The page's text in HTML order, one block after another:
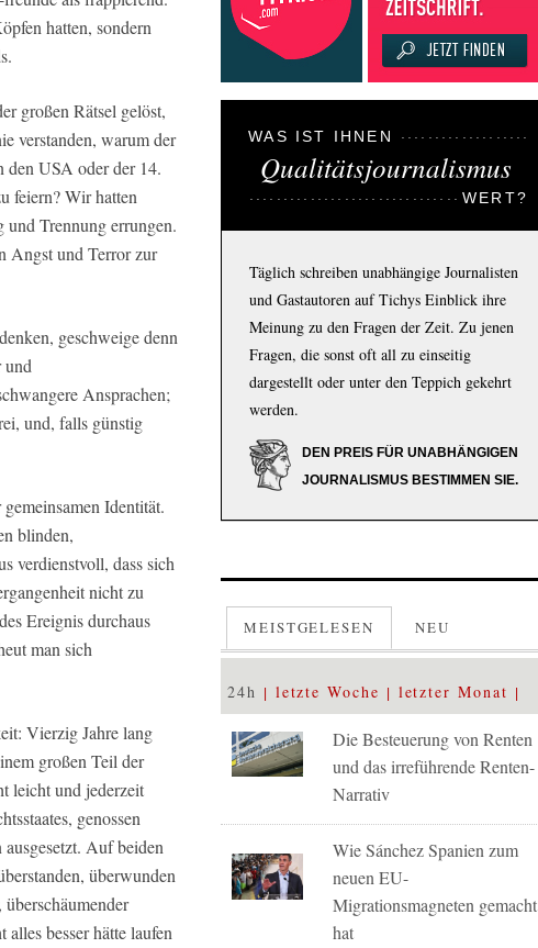
hatten, sondern
großen Rätsel gelöst,
verstanden, warum der
den USA oder der 14.
feiern? Wir hatten
Trennung errungen.
Angst und Terror zur
geschweige denn
und
Ansprachen;
und, falls günstig
Identität.
blinden,
verdienstvoll, dass sich
nicht zu
Ereignis durchaus
man sich
Vierzig Jahre lang
großen Teil der
leicht und jederzeit
genossen
Auf beiden
überwunden
besser hätte laufen
WAS IST IHNEN
Qualitätsjournalismus
WERT?
Täglich schreiben unabhängige Journalisten
und Gastautoren auf Tichys Einblick ihre
Meinung zu den Fragen der Zeit. Zu jenen
Fragen, die sonst oft all zu einseitig
dargestellt oder unter den Teppich gekehrt
werden.
DEN PREIS FÜR UNABHÄNGIGEN
JOURNALISMUS BESTIMMEN SIE.
MEISTGELESEN NEU
24h letzte Woche letzter Monat
Die Besteuerung von Renten
und das irreführende Renten-
Narrativ
Wie Sánchez Spanien zum
neuen EU-
Migrationsmagneten gemacht
hat